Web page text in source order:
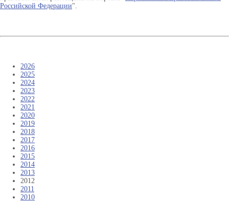
Российской Федерации".
2026
2025
2024
2023
2022
2021
2020
2019
2018
2017
2016
2015
2014
2013
2012
2011
2010